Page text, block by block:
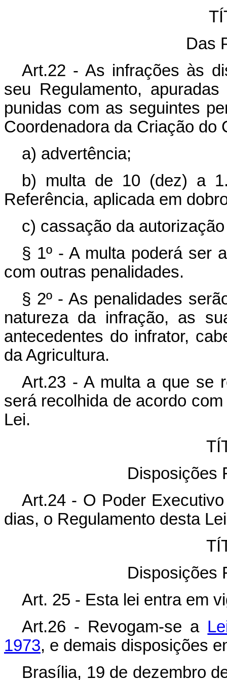
Das
Art.22 - As infrações às
seu Regulamento,
punidas com as seguintes
Coordenadora da Criação do
a) advertência;
b) multa de 10 (dez) a
Referência, aplicada em
c) cassação da
§ 1º - A multa poderá ser
com outras penalidades.
§ 2º - As penalidades
natureza da infração, as
antecedentes do infrator,
da Agricultura.
Art.23 - A multa a que se
será recolhida de acordo
Lei.
Disposições
Art.24 - O Poder
dias, o Regulamento desta
Disposições
Art. 25 - Esta lei entra em
Art.26 - Revogam-se a
1973, e demais disposições
Brasília, 19 de dezembro